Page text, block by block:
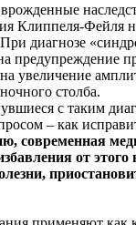
Клиппеля-Фейля
диагнозе
предупреждение
увеличение
столба.
с таким
– как
современная
от этого